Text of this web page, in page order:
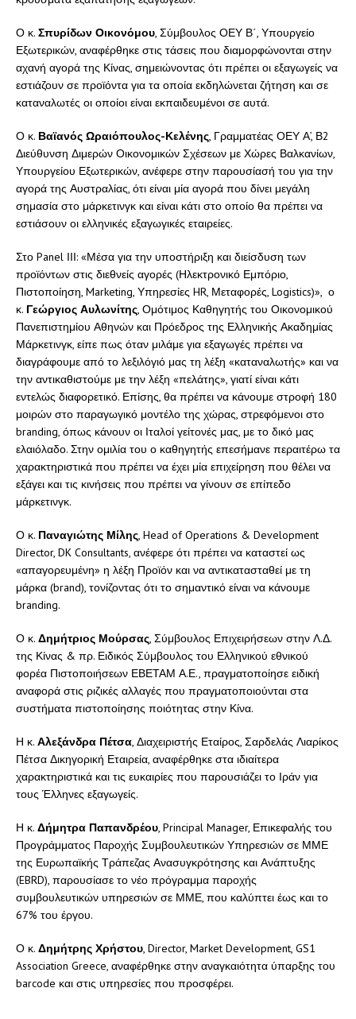
Ο κ. Σπυρίδων Οικονόμου , Σύμβουλος ΟΕΥ Β΄, Υπουργείο
Εξωτερικών, αναφέρθηκε στις τάσεις που διαμορφώνονται στην
αχανή αγορά της Κίνας, σημειώνοντας ότι πρέπει οι εξαγωγείς να
εστιάζουν σε προϊόντα για τα οποία εκδηλώνεται ζήτηση και σε
καταναλωτές οι οποίοι είναι εκπαιδευμένοι σε αυτά.
Ο κ. Βαϊανός Ωραιόπουλος-Κελένης , Γραμματέας ΟΕΥ Α’, Β2
Διεύθυνση Διμερών Οικονομικών Σχέσεων με Χώρες Βαλκανίων,
Υπουργείου Εξωτερικών, ανέφερε στην παρουσίασή του για την
αγορά της Αυστραλίας, ότι είναι μία αγορά που δίνει μεγάλη
σημασία στο μάρκετινγκ και είναι κάτι στο οποίο θα πρέπει να
εστιάσουν οι ελληνικές εξαγωγικές εταιρείες.
Στο Panel ΙΙΙ: «Μέσα για την υποστήριξη και διείσδυση των
προϊόντων στις διεθνείς αγορές (Ηλεκτρονικό Εμπόριο,
Πιστοποίηση, Marketing, Υπηρεσίες HR, Μεταφορές, Logistics)», ο
κ. Γεώργιος Αυλωνίτης , Ομότιμος Καθηγητής του Οικονομικού
Πανεπιστημίου Αθηνών και Πρόεδρος της Ελληνικής Ακαδημίας
Μάρκετινγκ, είπε πως όταν μιλάμε για εξαγωγές πρέπει να
διαγράφουμε από το λεξιλόγιό μας τη λέξη «καταναλωτής» και να
την αντικαθιστούμε με την λέξη «πελάτης», γιατί είναι κάτι
εντελώς διαφορετικό. Επίσης, θα πρέπει να κάνουμε στροφή 180
μοιρών στο παραγωγικό μοντέλο της χώρας, στρεφόμενοι στο
branding, όπως κάνουν οι Ιταλοί γείτονές μας, με το δικό μας
ελαιόλαδο. Στην ομιλία του ο καθηγητής επεσήμανε περαιτέρω τα
χαρακτηριστικά που πρέπει να έχει μία επιχείρηση που θέλει να
εξάγει και τις κινήσεις που πρέπει να γίνουν σε επίπεδο
μάρκετινγκ.
Ο κ. Παναγιώτης Μίλης , Head of Operations & Development
Director, DK Consultants, ανέφερε ότι πρέπει να καταστεί ως
«απαγορευμένη» η λέξη Προϊόν και να αντικατασταθεί με τη
μάρκα (brand), τονίζοντας ότι το σημαντικό είναι να κάνουμε
branding.
Ο κ. Δημήτριος Μούρσας , Σύμβουλος Επιχειρήσεων στην Λ.Δ.
της Κίνας & πρ. Ειδικός Σύμβουλος του Ελληνικού εθνικού
φορέα Πιστοποιήσεων ΕΒΕΤΑΜ Α.Ε., πραγματοποίησε ειδική
αναφορά στις ριζικές αλλαγές που πραγματοποιούνται στα
συστήματα πιστοποίησης ποιότητας στην Κίνα.
Η κ. Αλεξάνδρα Πέτσα , Διαχειριστής Εταίρος, Σαρδελάς Λιαρίκος
Πέτσα Δικηγορική Εταιρεία, αναφέρθηκε στα ιδιαίτερα
χαρακτηριστικά και τις ευκαιρίες που παρουσιάζει το Ιράν για
τους Έλληνες εξαγωγείς.
Η κ. Δήμητρα Παπανδρέου , Principal Manager, Επικεφαλής του
Προγράμματος Παροχής Συμβουλευτικών Υπηρεσιών σε ΜΜΕ
της Ευρωπαϊκής Τράπεζας Ανασυγκρότησης και Ανάπτυξης
(EBRD), παρουσίασε το νέο πρόγραμμα παροχής
συμβουλευτικών υπηρεσιών σε ΜΜΕ, που καλύπτει έως και το
67% του έργου.
Ο κ. Δημήτρης Χρήστου , Director, Market Development, GS1
Association Greece, αναφέρθηκε στην αναγκαιότητα ύπαρξης του
barcode και στις υπηρεσίες που προσφέρει.